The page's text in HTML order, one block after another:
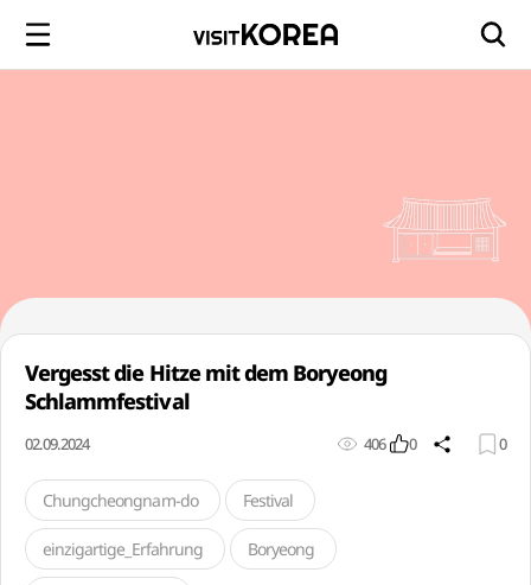
Vergesst die Hitze mit dem Boryeong
Schlammfestival
02.09.2024 406 0 0
Chungcheongnam-do Festival
einzigartige_Erfahrung Boryeong